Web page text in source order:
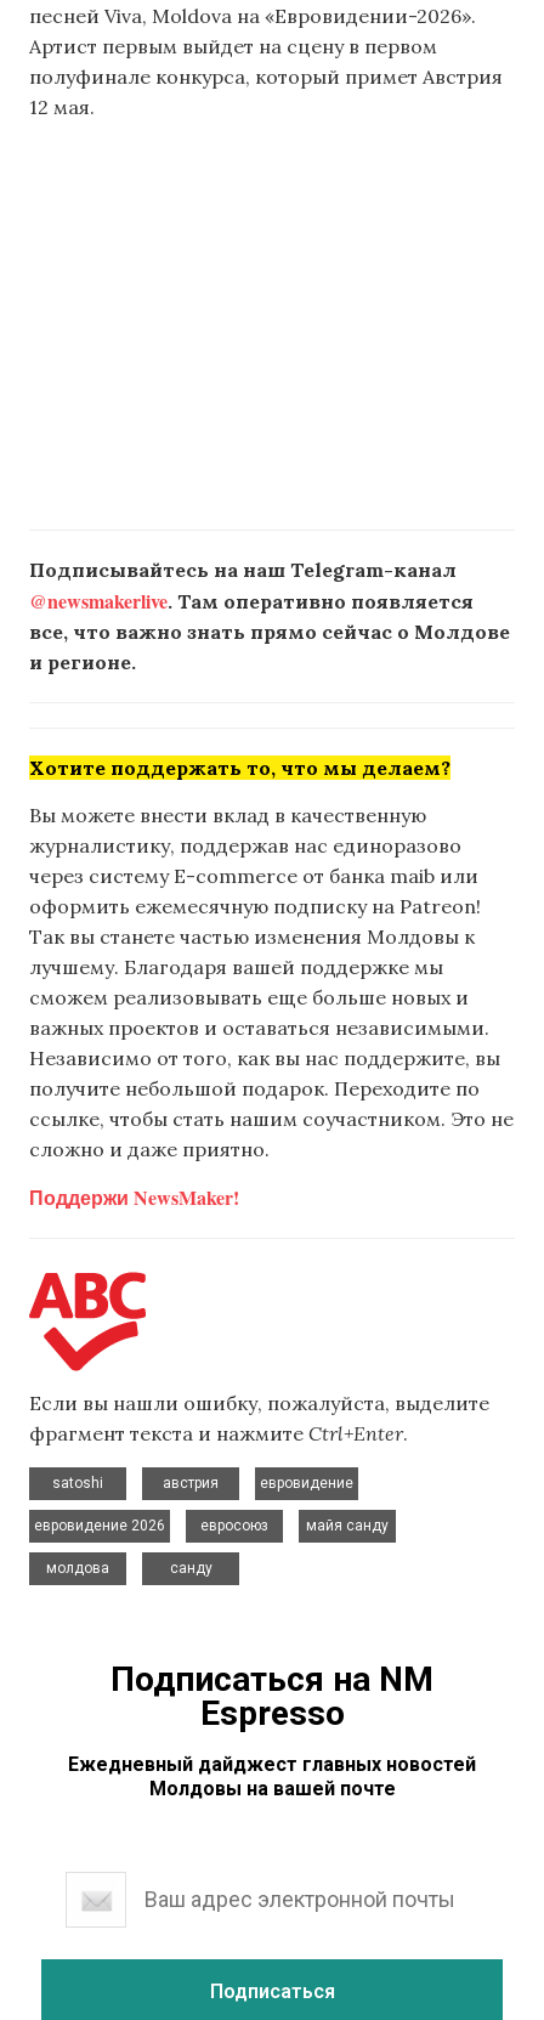
песней Viva, Moldova на «Евровидении-2026».
Артист первым выйдет на сцену в первом
полуфинале конкурса, который примет Австрия
12 мая.
Подписывайтесь на наш Telegram-канал
@newsmakerlive. Там оперативно появляется
все, что важно знать прямо сейчас о Молдове
и регионе.
Хотите поддержать то, что мы делаем?
Вы можете внести вклад в качественную
журналистику, поддержав нас единоразово
через систему E-commerce от банка maib или
оформить ежемесячную подписку на Patreon!
Так вы станете частью изменения Молдовы к
лучшему. Благодаря вашей поддержке мы
сможем реализовывать еще больше новых и
важных проектов и оставаться независимыми.
Независимо от того, как вы нас поддержите, вы
получите небольшой подарок. Переходите по
ссылке, чтобы стать нашим соучастником. Это не
сложно и даже приятно.
Поддержи NewsMaker!
Если вы нашли ошибку, пожалуйста, выделите
фрагмент текста и нажмите Ctrl+Enter.
satoshi
австрия
евровидение
евровидение 2026
евросоюз
майя санду
молдова
санду
Подписаться на NM
Espresso
Ежедневный дайджест главных новостей
Молдовы на вашей почте